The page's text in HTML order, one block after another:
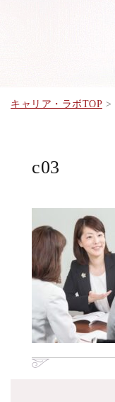
キャリア・ラボTOP
c03